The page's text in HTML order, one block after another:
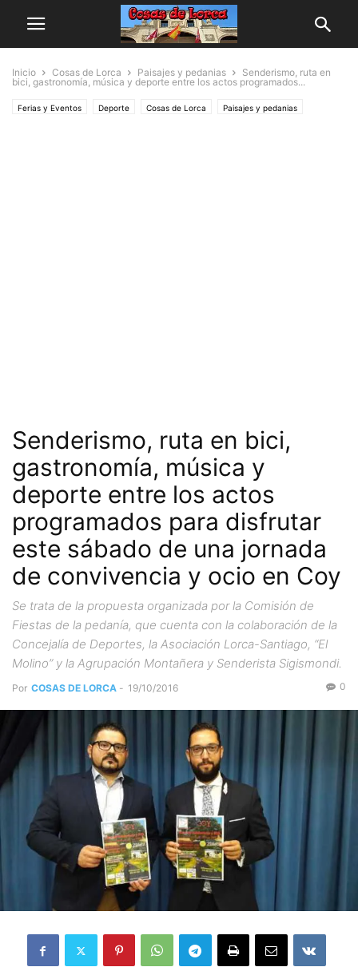
Inicio Cosas de Lorca Paisajes y pedanias
Senderismo, ruta en
bici, gastronomía, música y deporte entre los actos programados...
Ferias y Eventos Deporte Cosas de Lorca Paisajes y pedanias
Senderismo, ruta en bici,
gastronomía, música y
deporte entre los actos
programados para disfrutar
este sábado de una jornada
de convivencia y ocio en Coy
Se trata de la propuesta organizada por la Comisión de
Fiestas de la pedanía, que cuenta con la colaboración de la
Concejalía de Deportes, la Asociación Lorca-Santiago, “El
Molino” y la Agrupación Montañera y Senderista Sigismondi.
Por COSAS DE LORCA - 19/10/2016 0